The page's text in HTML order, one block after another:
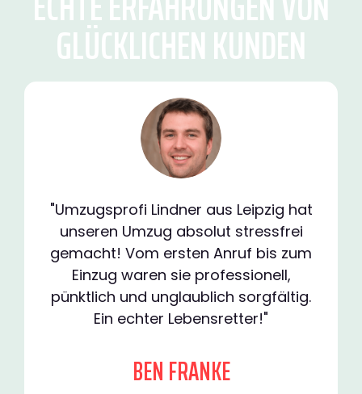
GLÜCKLICHEN KUNDEN
"Umzugsprofi Lindner aus Leipzig hat
unseren Umzug absolut stressfrei
gemacht! Vom ersten Anruf bis zum
Einzug waren sie professionell,
pünktlich und unglaublich sorgfältig.
Ein echter Lebensretter!"
BEN FRANKE